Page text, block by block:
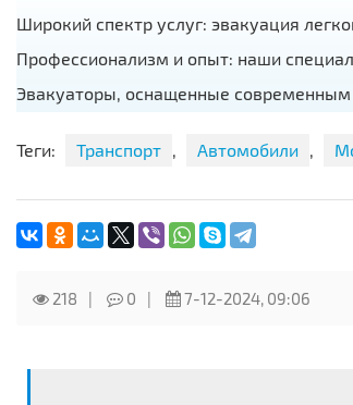
Широкий спектр услуг: эвакуация
Профессионализм и опыт: наши
Эвакуаторы, оснащенные
Доступные тарифы
Несем полную материальную
Возможности техники:
Теги: Транспорт , Автомобили ,
218 0 7-12-2024, 09:06